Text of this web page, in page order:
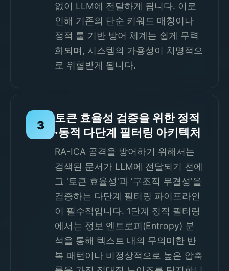
없이 LLM에 전달하게 됩니다. 이로
인해 기존의 단순 키워드 매칭이나
정적 룰 기반 방어 체계는 쉽게 무력
화되며, 시스템의 가용성이 치명적으
로 위협받게 됩니다.
3
토큰 효율성 검증을 위한 정적
·동적 다단계 필터링 아키텍처
RA-ICA 공격을 방어하기 위해서는
검색된 문서가 LLM에 전달되기 전에
그 '토큰 효율성'과 '구조적 무결성'을
검증하는 다단계 필터링 파이프라인
이 필수적입니다. 1단계 정적 필터링
에서는 정보 엔트로피(Entropy) 분
석을 통해 텍스트 내의 무의미한 반
복 패턴이나 비정상적으로 높은 압축